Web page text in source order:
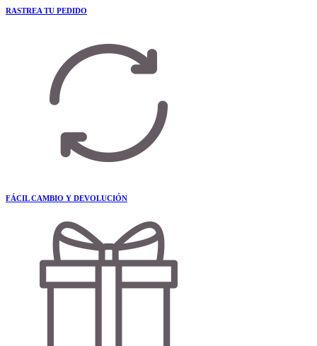
RASTREA TU PEDIDO
FÁCIL CAMBIO Y DEVOLUCIÓN